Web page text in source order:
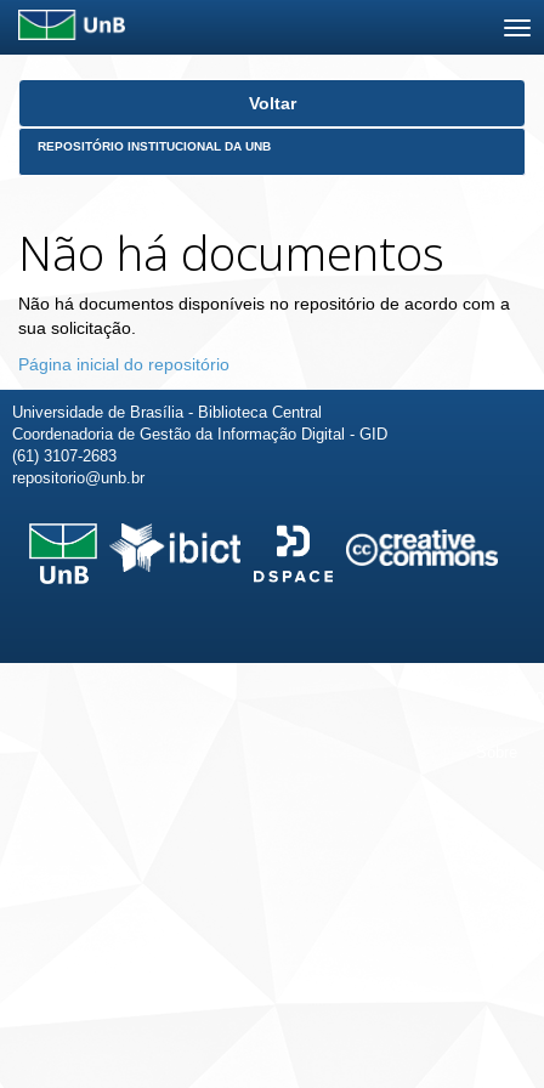
Skip
Voltar
REPOSITÓRIO INSTITUCIONAL DA UNB
Não há documentos
Não há documentos disponíveis no repositório de acordo com a
sua solicitação.
Página inicial do repositório
Universidade de Brasília - Biblioteca Central
Coordenadoria de Gestão da Informação Digital - GID
(61) 3107-2683
repositorio@unb.br